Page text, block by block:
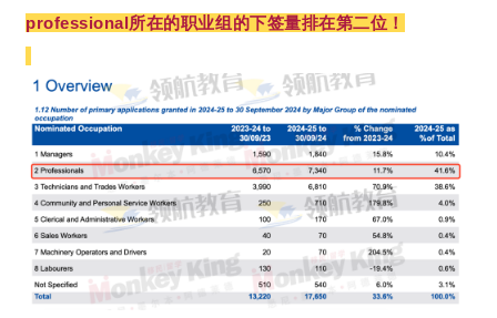
professional所在的职业组的下签量排在第二位！